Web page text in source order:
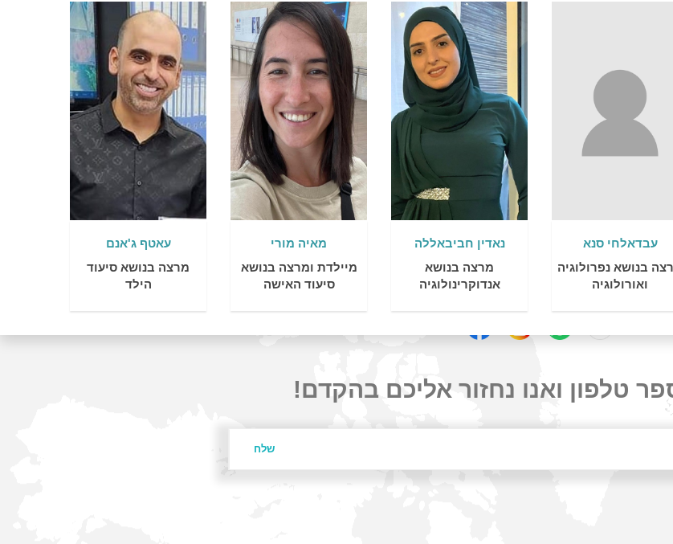
עאטף ג'אנם
מרצה בנושא סיעוד
הילד
מאיה מורי
מיילדת ומרצה בנושא
סיעוד האישה
נאדין חביבאללה
מרצה בנושא
אנדוקרינולוגיה
עבדאלחי סנא
בנושא נפרולוגיה
ואורולוגיה
טלפון ואנו נחזור אליכם בהקדם!
שלח